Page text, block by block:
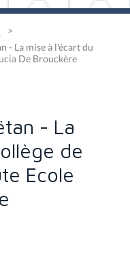
- La mise à l'écart du
De Brouckère
- La
de
Ecole